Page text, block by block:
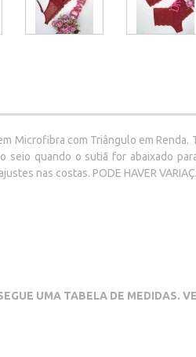
Microfibra com Triângulo em
seio quando o sutiã for abaixado
nas costas. PODE HAVER
UMA TABELA DE MEDIDAS.